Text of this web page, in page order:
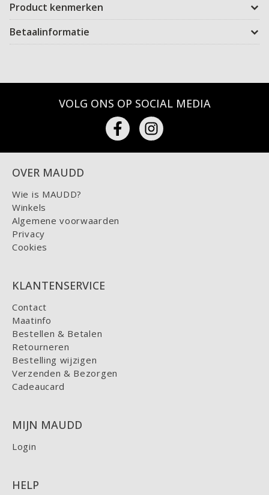
Product kenmerken
Betaalinformatie
VOLG ONS OP SOCIAL MEDIA
OVER MAUDD
Wie is MAUDD?
Winkels
Algemene voorwaarden
Privacy
Cookies
KLANTENSERVICE
Contact
Maatinfo
Bestellen & Betalen
Retourneren
Bestelling wijzigen
Verzenden & Bezorgen
Cadeaucard
MIJN MAUDD
Login
HELP